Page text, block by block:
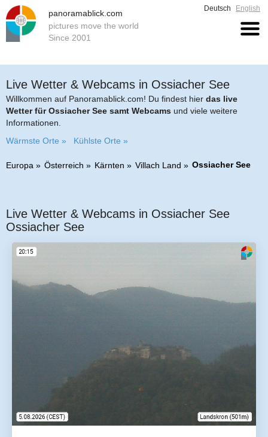
panoramablick.com
pictures move the world
Since 2001
Deutsch English
Live Wetter & Webcams in Ossiacher See
Willkommen auf Panoramablick.com! Du findest hier das live
Wetter für Ossiacher See samt Webcams und viele weitere
Informationen.
Wärmste Orte »
Kühlste Orte »
Europa Österreich Kärnten Villach Land Ossiacher See
Live Wetter & Webcams in Ossiacher See
Ossiacher See